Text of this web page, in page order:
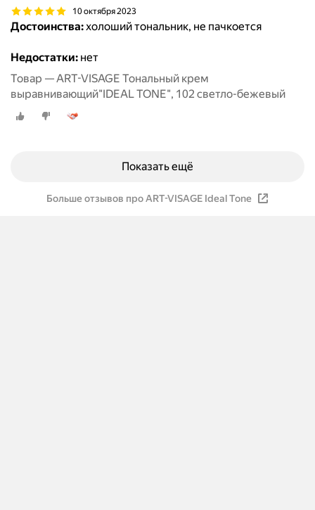
10 октября 2023
Достоинства:холоший тональник, не пачкоется
Недостатки: нет
Товар — ART-VISAGE Тональный крем
выравнивающий"IDEAL TONE", 102 светло-бежевый
Показать ещё
Больше отзывов про ART-VISAGE Ideal Tone